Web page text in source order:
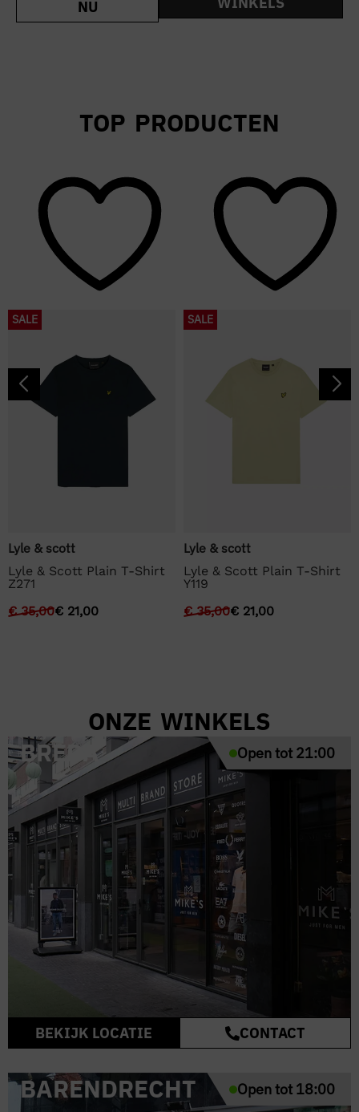
NU
TOP PRODUCTEN
SALE
Lyle & scott
Lyle & Scott Plain T-Shirt
Z271
€35,00€ 21,00
SALE
Lyle & scott
Lyle & Scott Plain T-Shirt
Y119
€35,00€ 21,00
ONZE WINKELS
Open tot 21:00
BREDA
BEKIJK LOCATIE CONTACT
Open tot 18:00
BARENDRECHT